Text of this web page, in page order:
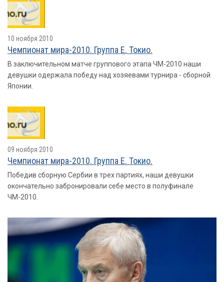
10 ноября 2010
Чемпионат мира-2010. Группа E. Токио.
В заключительном матче группового этапа ЧМ-2010 наши
девушки одержала победу над хозяевами турнира - сборной
Японии.
09 ноября 2010
Чемпионат мира-2010. Группа E. Токио.
Победив сборную Сербии в трех партиях, наши девушки
окончательно забронировали себе место в полуфинале
ЧМ-2010.